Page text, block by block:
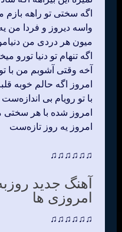
اگه سختی تو راهه بازم
واسه دیروز و فردا من
میون هر دردی من
اگه تنهام تو دنیا تورو
آخه وقتی آشوبم من با
امروز اگه حالم خوبه
با تو رویام بی اندازه‌ست
امروز شده با هر
امروز یه روز تازه‌ست
♫♫♫♫♫♫
آهنگ جدید
امروزی ها
♫♫♫♫♫♫